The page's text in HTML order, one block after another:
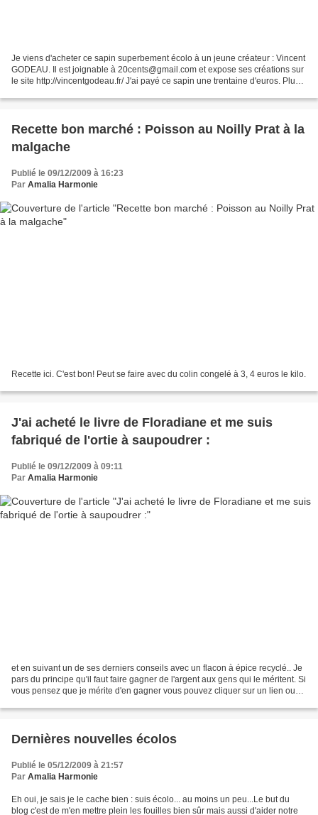
Je viens d'acheter ce sapin superbement écolo à un jeune créateur : Vincent
GODEAU. Il est joignable à 20cents@gmail.com et expose ses créations sur
le site http://vincentgodeau.fr/ J'ai payé ce sapin une trentaine d'euros. Plus
Recette bon marché : Poisson au Noilly Prat à la
malgache
Publié le 09/12/2009 à 16:23
Par Amalia Harmonie
Recette ici. C'est bon! Peut se faire avec du colin congelé à 3, 4 euros le kilo.
J'ai acheté le livre de Floradiane et me suis
fabriqué de l'ortie à saupoudrer :
Publié le 09/12/2009 à 09:11
Par Amalia Harmonie
et en suivant un de ses derniers conseils avec un flacon à épice recyclé.. Je
pars du principe qu'il faut faire gagner de l'argent aux gens qui le méritent. Si
vous pensez que je mérite d'en gagner vous pouvez cliquer sur un lien ou
Dernières nouvelles écolos
Publié le 05/12/2009 à 21:57
Par Amalia Harmonie
Eh oui, je sais je le cache bien : suis écolo... au moins un peu...Le but du
blog c'est de m'en mettre plein les fouilles bien sûr mais aussi d'aider notre